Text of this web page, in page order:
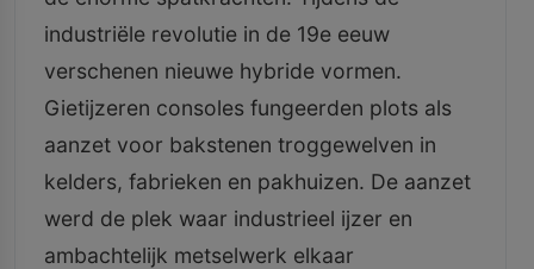
industriële revolutie in de 19e eeuw
verschenen nieuwe hybride vormen.
Gietijzeren consoles fungeerden plots als
aanzet voor bakstenen troggewelven in
kelders, fabrieken en pakhuizen. De aanzet
werd de plek waar industrieel ijzer en
ambachtelijk metselwerk elkaar